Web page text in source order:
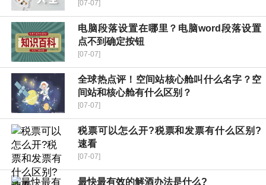
[07-07]
电脑段落设置在哪里？电脑word段落设置
点不到确定按钮
[07-07]
全球热点评！空间站核心舱叫什么名字？空
间站和核心舱有什么区别？
[07-07]
税票可以怎么开?税票和发票有什么区别?
速看
[07-07]
最快最有效的解酒办法是什么?